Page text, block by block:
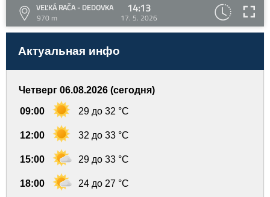
VEĽKÁ RAČA - DEDOVKA
970 m
14:13
17. 5. 2026
Актуальная инфо
Четверг 06.08.2026 (сегодня)
09:00 29 до 32 °C
12:00 32 до 33 °C
15:00 29 до 33 °C
18:00 24 до 27 °C